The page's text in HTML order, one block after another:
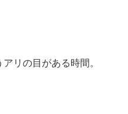
リの目がある時間。